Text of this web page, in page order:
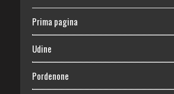
Prima pagina
Udine
Pordenone